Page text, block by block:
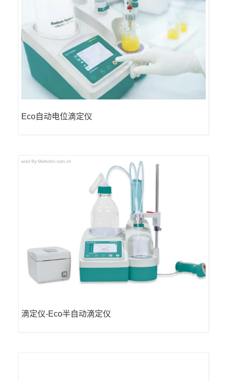
Eco自动电位滴定仪
滴定仪-Eco半自动滴定仪